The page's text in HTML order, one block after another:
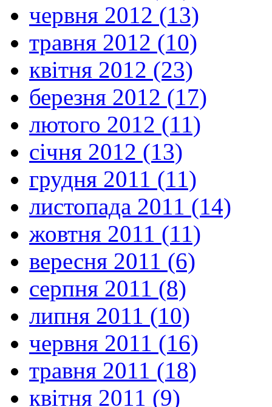
червня 2012 (13)
травня 2012 (10)
квітня 2012 (23)
березня 2012 (17)
лютого 2012 (11)
січня 2012 (13)
грудня 2011 (11)
листопада 2011 (14)
жовтня 2011 (11)
вересня 2011 (6)
серпня 2011 (8)
липня 2011 (10)
червня 2011 (16)
травня 2011 (18)
квітня 2011 (9)